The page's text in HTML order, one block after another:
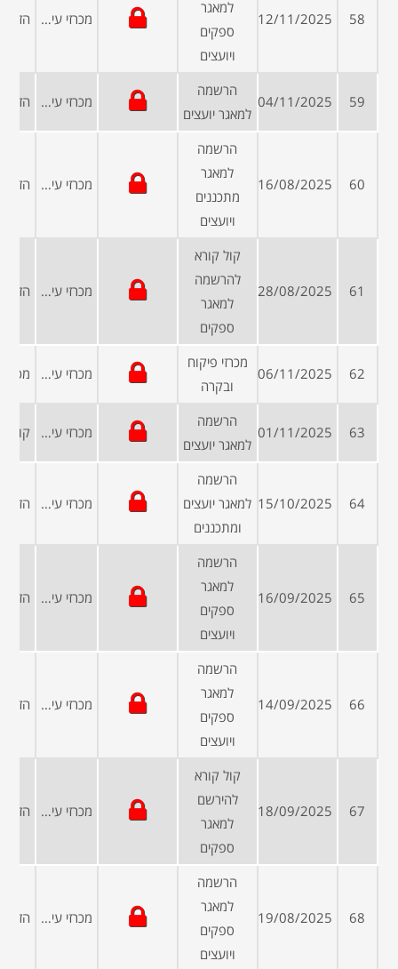
58
12/11/2025
למאגר
ספקים
ויועצים
מכרזי עיריות ומועצות
59
04/11/2025
הרשמה
למאגר יועצים
מכרזי עיריות ומועצות
60
16/08/2025
הרשמה
למאגר
מתכננים
ויועצים
מכרזי עיריות ומועצות
61
28/08/2025
קול קורא
להרשמה
למאגר
ספקים
מכרזי עיריות ומועצות
62
06/11/2025
מכרזי פיקוח
ובקרה
מכרזי עיריות ומועצות
63
01/11/2025
הרשמה
למאגר יועצים
מכרזי עיריות ומועצות
64
15/10/2025
הרשמה
למאגר יועצים
ומתכננים
מכרזי עיריות ומועצות
65
16/09/2025
הרשמה
למאגר
ספקים
ויועצים
מכרזי עיריות ומועצות
66
14/09/2025
הרשמה
למאגר
ספקים
ויועצים
מכרזי עיריות ומועצות
67
18/09/2025
קול קורא
להירשם
למאגר
ספקים
מכרזי עיריות ומועצות
68
19/08/2025
הרשמה
למאגר
ספקים
ויועצים
מכרזי עיריות ומועצות